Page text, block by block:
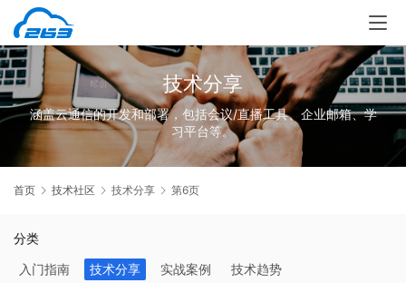
技术分享
涵盖云通信的开发和部署，包括会议/直播工具、企业邮箱、学
习平台等。
首页 技术社区 技术分享 第6页
分类
入门指南
技术分享 实战案例 技术趋势